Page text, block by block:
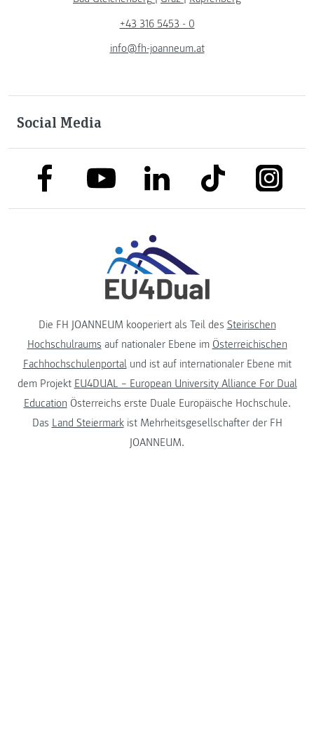
+43 316 5453 - 0
info@fh-joanneum.at
Social Media
link to facebooklink to youtubelink to linkedinlink to tiktok
Die FH JOANNEUM kooperiert als Teil des Steirischen
Hochschulraums auf nationaler Ebene im Österreichischen
Fachhochschulenportalund ist auf internationaler Ebene mit
dem Projekt EU4DUAL – European University Alliance For Dual
Education Österreichs erste Duale Europäische Hochschule.
Das Land Steiermarkist Mehrheitsgesellschafter der FH
JOANNEUM.